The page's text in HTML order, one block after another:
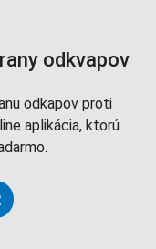
odkvapov
odkapov proti
aplikácia, ktorú